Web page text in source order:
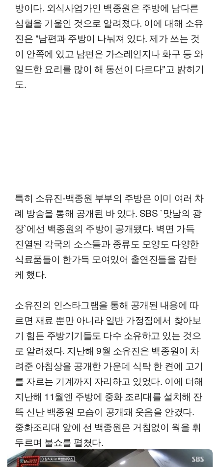
방이다. 외식사업가인 백종원은 주방에 남다른
심혈을 기울인 것으로 알려졌다. 이에 대해 소유
진은 "남편과 주방이 나눠져 있다. 제가 쓰는 것
이 안쪽에 있고 남편은 가스레인지나 화구 등 와
일드한 요리를 많이 해 동선이 다르다"고 밝히기
도.
특히 소유진-백종원 부부의 주방은 이미 여러 차
례 방송을 통해 공개된 바 있다. SBS `맛남의 광
장`에선 백종원의 주방이 공개됐다. 벽면 가득
진열된 각국의 소스들과 종류도 모양도 다양한
식료품들이 한가득 모여있어 출연진들을 감탄
케 했다.
소유진의 인스타그램을 통해 공개된 내용에 따
르면 재료 뿐만 아니라 일반 가정집에서 찾아보
기 힘든 주방기기들도 다수 소유하고 있는 것으
로 알려졌다. 지난해 9월 소유진은 백종원이 차
려준 아침상을 공개한 가운데 식탁 한 켠에 고기
를 자르는 기계까지 자리하고 있었다. 이에 더해
지난해 11월엔 주방에 중화 조리대를 설치해 잔
뜩 신난 백종원 모습이 공개돼 웃음을 안겼다.
중화조리대 앞에 선 백종원은 거침없이 웍을 휘
두르며 불쇼를 펼쳤다.